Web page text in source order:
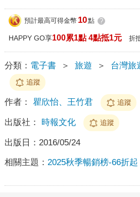
預計最高可得金幣 10點 ?
HAPPY GO享100累1點 4點抵1元 折
分類： 電子書 ＞ 旅遊 ＞ 台灣旅
追蹤
作者： 瞿欣怡、王竹君 追蹤
出版社： 時報文化 追蹤
出版日： 2016/05/24
相關主題： 2025秋季暢銷榜-66折起